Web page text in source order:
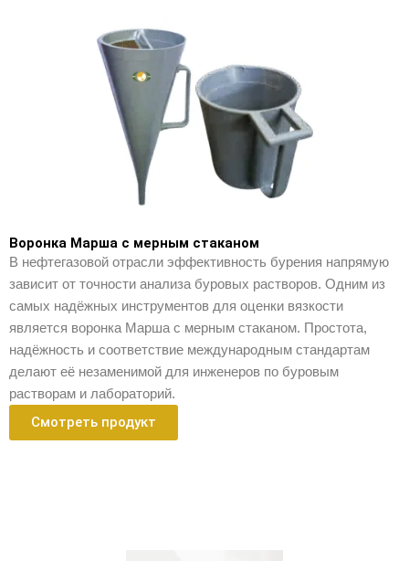
Воронка Марша с мерным стаканом
В нефтегазовой отрасли эффективность бурения напрямую
зависит от точности анализа буровых растворов. Одним из
самых надёжных инструментов для оценки вязкости
является воронка Марша с мерным стаканом. Простота,
надёжность и соответствие международным стандартам
делают её незаменимой для инженеров по буровым
растворам и лабораторий.
Смотреть продукт